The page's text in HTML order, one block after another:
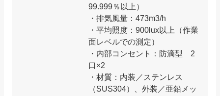
99.999％以上）
・排気風量：473m3/h
・平均照度：900lux以上（作業
面レベルでの測定）
・内部コンセント：防滴型 2
口×2
・材質：内装／ステンレス
（SUS304）、外装／亜鉛メッ